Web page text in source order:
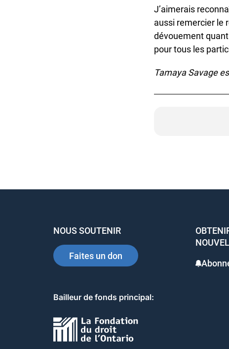
J’aimerais
aussi remercier le
dévouement
pour tous les
Tamaya Savage
NOUS SOUTENIR
Faites un don
Bailleur de fonds principal: